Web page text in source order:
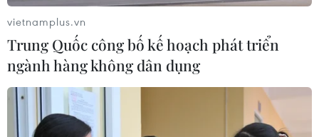
dông
08/08/2026 23:08
Áp thấp nhiệt đới đã suy yếu thành
một vùng áp thấp
08/08/2026 14:19
vietnamplus.vn
Trung Quốc công bố kế hoạch phát triển
ngành hàng không dân dụng